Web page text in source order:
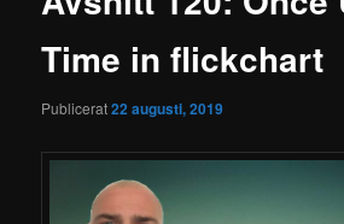
Time in flickchart
Publicerat22 augusti, 2019